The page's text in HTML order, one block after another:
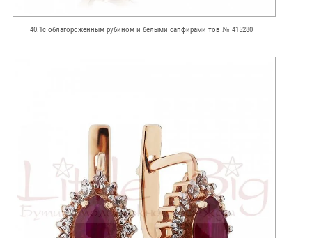
40.1с облагороженным рубином и белыми сапфирами тов № 415280